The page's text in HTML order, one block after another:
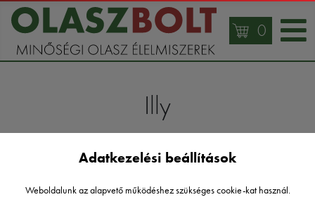
0
Illy
Készleten Akciós Több szűrő
Adatkezelési beállítások
Weboldalunk az alapvető működéshez szükséges cookie-kat használ.